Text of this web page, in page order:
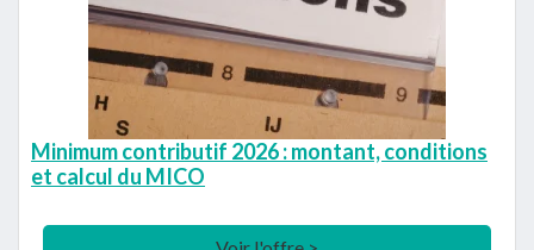
Minimum contributif 2026 : montant, conditions
et calcul du MICO